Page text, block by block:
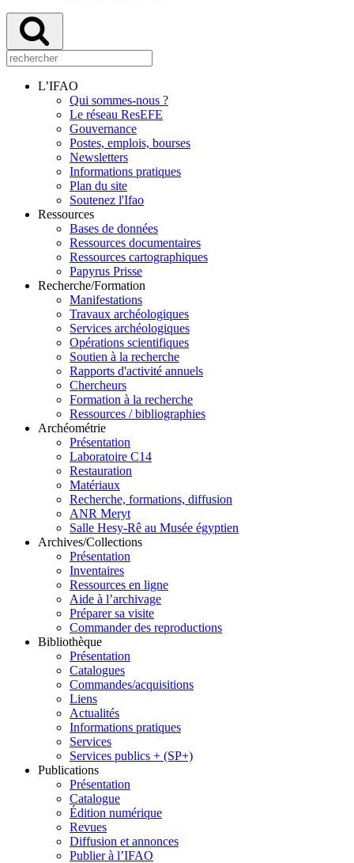
L’IFAO
Qui sommes-nous ?
Le réseau ResEFE
Gouvernance
Postes, emplois, bourses
Newsletters
Informations pratiques
Plan du site
Soutenez l'Ifao
Ressources
Bases de données
Ressources documentaires
Ressources cartographiques
Papyrus Prisse
Recherche/Formation
Manifestations
Travaux archéologiques
Services archéologiques
Opérations scientifiques
Soutien à la recherche
Rapports d'activité annuels
Chercheurs
Formation à la recherche
Ressources / bibliographies
Archéométrie
Présentation
Laboratoire C14
Restauration
Matériaux
Recherche, formations, diffusion
ANR Meryt
Salle Hesy-Rê au Musée égyptien
Archives/Collections
Présentation
Inventaires
Ressources en ligne
Aide à l’archivage
Préparer sa visite
Commander des reproductions
Bibliothèque
Présentation
Catalogues
Commandes/acquisitions
Liens
Actualités
Informations pratiques
Services
Services publics + (SP+)
Publications
Présentation
Catalogue
Édition numérique
Revues
Diffusion et annonces
Publier à l’IFAO